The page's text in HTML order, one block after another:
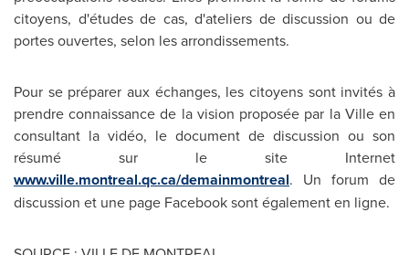
citoyens, d'études de cas, d'ateliers de discussion ou de
portes ouvertes, selon les arrondissements.
Pour se préparer aux échanges, les citoyens sont invités à
prendre connaissance de la vision proposée par la Ville en
consultant la vidéo, le document de discussion ou son
résumé sur le site Internet
www.ville.montreal.qc.ca/demainmontreal. Un forum de
discussion et une page Facebook sont également en ligne.